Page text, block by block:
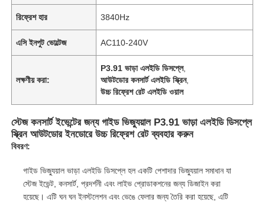
রিফ্রেশ হার 3840Hz
এসি ইনপুট ভোল্টেজ AC110-240V
লক্ষণীয় করা:
P3.91 ভাড়া এলইডি ডিসপ্লে,
আউটডোর কনসার্ট এলইডি স্ক্রিন,
উচ্চ রিফ্রেশ রেট এলইডি ওয়াল
স্টেজ কনসার্ট ইভেন্টের জন্য গাইড ভিজ্যুয়াল P3.91 ভাড়া এলইডি ডিসপ্লে
স্ক্রিন আউটডোর ইনডোরে উচ্চ রিফ্রেশ রেট ব্যবহার করুন
বিবরণ:
গাইড ভিজ্যুয়াল ভাড়া এলইডি ডিসপ্লে হল একটি পেশাদার ভিজ্যুয়াল সমাধান যা
স্টেজ ইভেন্ট, কনসার্ট, প্রদর্শনী এবং লাইভ প্রোডাকশনের জন্য ডিজাইন করা
হয়েছে। এটি ঘন ঘন ইনস্টলেশন এবং ভেঙে ফেলার জন্য তৈরি করা হয়েছে, এটি